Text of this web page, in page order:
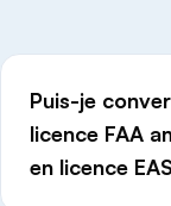
Puis-je
licence FAA
en licence